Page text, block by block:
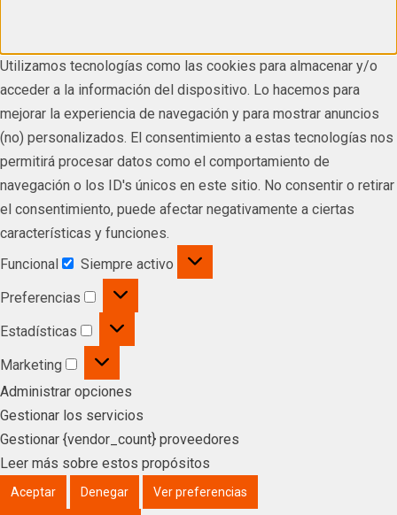
Utilizamos tecnologías como las cookies para almacenar y/o
acceder a la información del dispositivo. Lo hacemos para
mejorar la experiencia de navegación y para mostrar anuncios
(no) personalizados. El consentimiento a estas tecnologías nos
permitirá procesar datos como el comportamiento de
navegación o los ID's únicos en este sitio. No consentir o retirar
el consentimiento, puede afectar negativamente a ciertas
características y funciones.
Funcional
Siempre activo
Preferencias
Estadísticas
Marketing
Administrar opciones
Gestionar los servicios
Gestionar {vendor_count} proveedores
Leer más sobre estos propósitos
Aceptar Denegar Ver preferencias